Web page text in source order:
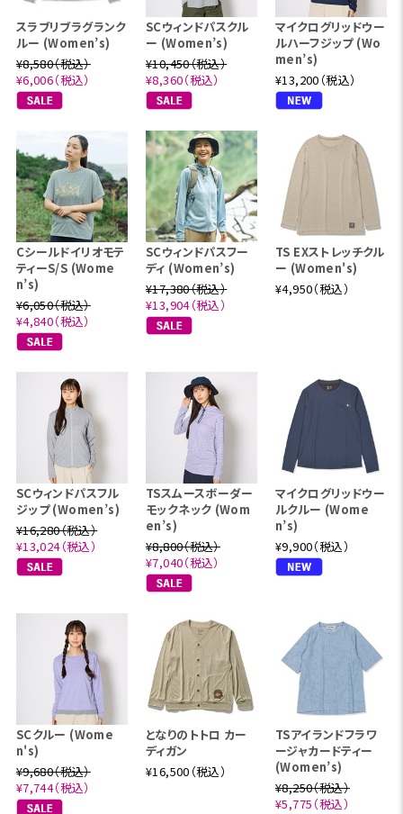
スラブリブラグランク
ルー (Women’s)
¥8,580（税込）
¥6,006（税込）
SCウィンドパスクル
ー (Women’s)
¥10,450（税込）
¥8,360（税込）
マイクログリッドウー
ルハーフジップ (Wo
men’s)
¥13,200（税込）
Cシールドイリオモテ
ティーS/S (Wome
n’s)
¥6,050（税込）
¥4,840（税込）
SCウィンドパスフー
ディ (Women’s)
¥17,380（税込）
¥13,904（税込）
TS EXストレッチクル
ー (Women's)
¥4,950（税込）
SCウィンドパスフル
ジップ (Women’s)
¥16,280（税込）
¥13,024（税込）
TSスムースボーダー
モックネック (Wom
en’s)
¥8,800（税込）
¥7,040（税込）
マイクログリッドウー
ルクルー (Wome
n’s)
¥9,900（税込）
SCクルー (Wome
n's)
¥9,680（税込）
¥7,744（税込）
となりのトトロ カー
ディガン
¥16,500（税込）
TSアイランドフラワ
ージャカードティー
(Women’s)
¥8,250（税込）
¥5,775（税込）